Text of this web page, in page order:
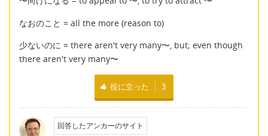
なおのこと = all the more (reason to)
少ないのに = there aren't very many〜, but; even though
there aren't very many〜
役に立った 3
回答したアンカーのサイト